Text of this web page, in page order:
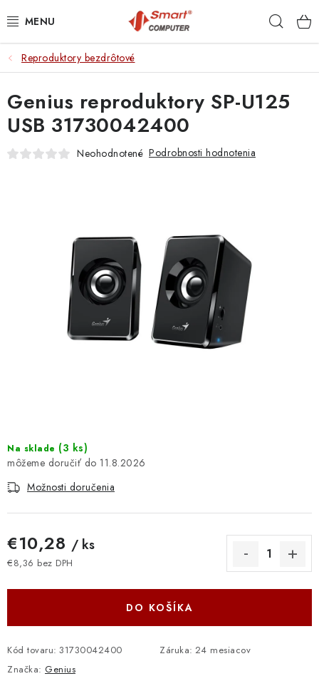
na
NOTEBOOKY
MOBILNÉ ZARIADENIA
PC A KOMPONENTY
ELEKTRONIKA
DOMÁCNOSŤ
: TOP PRODUKTY
ZNAČKY
Odstúpenie od zmluvy
Formuláre na stiahnutie
Napíšte nám
Reproduktory bezdrôtové
Na sklade (3 ks)
11.8.2026
Možnosti doručenia
€10,28 / ks
€8,36 bez DPH
DO KOŠÍKA
Kód tovaru: 31730042400 Záruka: 24 mesiacov
Značka: Genius
Genius reproduktory SP-U125
USB 31730042400
Neohodnotené Podrobnosti hodnotenia